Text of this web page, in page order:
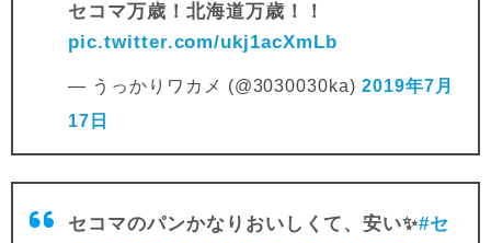
セコマ万歳！北海道万歳！！
pic.twitter.com/ukj1acXmLb
— うっかりワカメ (@3030030ka)2019年7月
17日
セコマのパンかなりおいしくて、安い✨#セ